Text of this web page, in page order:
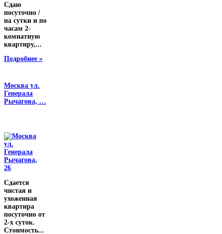
Сдаю
посуточно /
на сутки и по
часам 2-
комнатную
квартиру,...
Подробнее »
Москва ул.
Генерала
Рычагова, …
Сдается
чистая и
ухоженная
квартира
посуточно от
2-х суток.
Стоимость...